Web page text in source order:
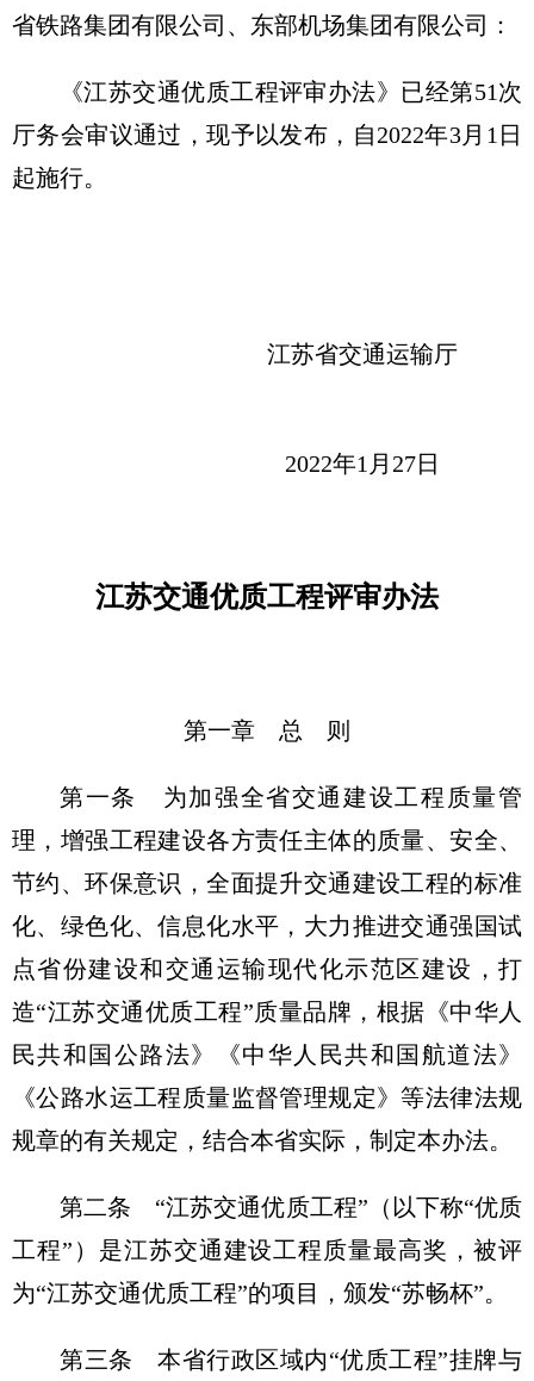
省铁路集团有限公司、东部机场集团有限公司：
《江苏交通优质工程评审办法》已经第51次
厅务会审议通过，现予以发布，自2022年3月1日
起施行。
江苏省交通运输厅
2022年1月27日
江苏交通优质工程评审办法
第一章 总 则
第一条 为加强全省交通建设工程质量管
理，增强工程建设各方责任主体的质量、安全、
节约、环保意识，全面提升交通建设工程的标准
化、绿色化、信息化水平，大力推进交通强国试
点省份建设和交通运输现代化示范区建设，打
造“江苏交通优质工程”质量品牌，根据《中华人
民共和国公路法》《中华人民共和国航道法》
《公路水运工程质量监督管理规定》等法律法规
规章的有关规定，结合本省实际，制定本办法。
第二条 “江苏交通优质工程”（以下称“优质
工程”）是江苏交通建设工程质量最高奖，被评
为“江苏交通优质工程”的项目，颁发“苏畅杯”。
第三条 本省行政区域内“优质工程”挂牌与